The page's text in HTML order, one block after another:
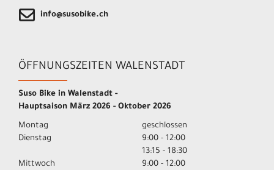
info@susobike.ch
ÖFFNUNGSZEITEN WALENSTADT
Suso Bike in Walenstadt -
Hauptsaison März 2026 - Oktober 2026
Montag
geschlossen
Dienstag
9:00 - 12:00
13:15 - 18:30
Mittwoch
9:00 - 12:00